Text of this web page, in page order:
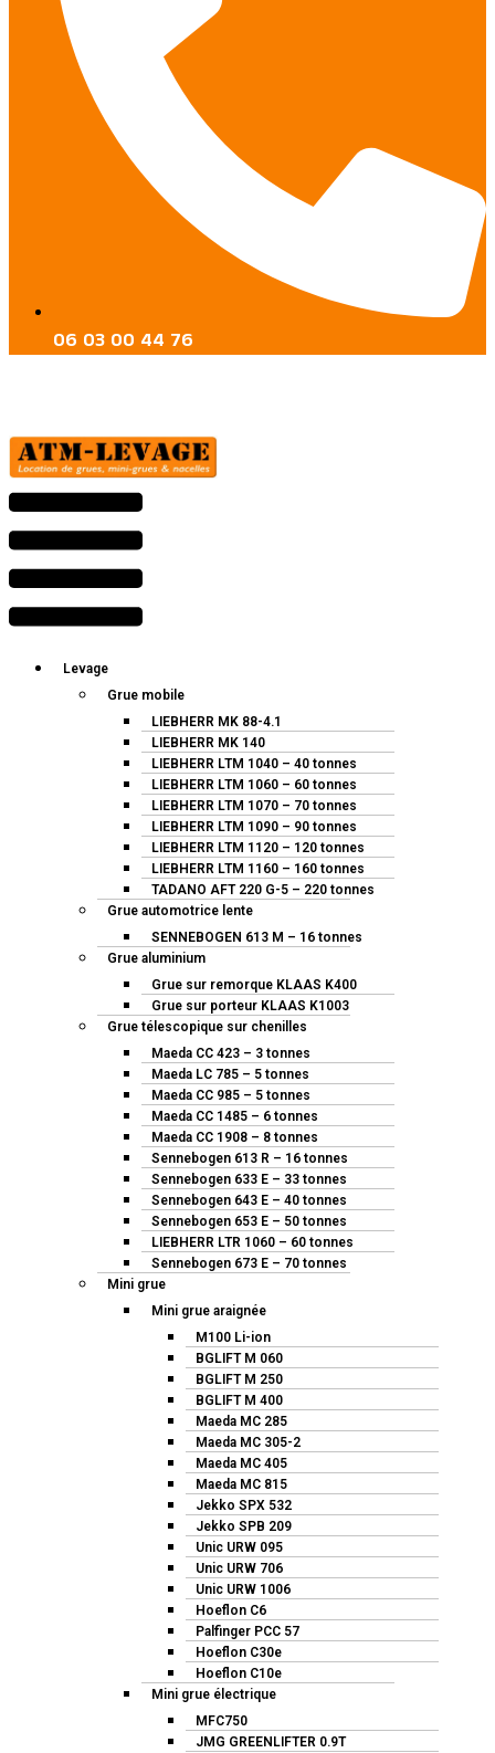
06 03 00 44 76
Menu
Levage
Grue mobile
LIEBHERR MK 88-4.1
LIEBHERR MK 140
LIEBHERR LTM 1040 – 40 tonnes
LIEBHERR LTM 1060 – 60 tonnes
LIEBHERR LTM 1070 – 70 tonnes
LIEBHERR LTM 1090 – 90 tonnes
LIEBHERR LTM 1120 – 120 tonnes
LIEBHERR LTM 1160 – 160 tonnes
TADANO AFT 220 G-5 – 220 tonnes
Grue automotrice lente
SENNEBOGEN 613 M – 16 tonnes
Grue aluminium
Grue sur remorque KLAAS K400
Grue sur porteur KLAAS K1003
Grue télescopique sur chenilles
Maeda CC 423 – 3 tonnes
Maeda LC 785 – 5 tonnes
Maeda CC 985 – 5 tonnes
Maeda CC 1485 – 6 tonnes
Maeda CC 1908 – 8 tonnes
Sennebogen 613 R – 16 tonnes
Sennebogen 633 E – 33 tonnes
Sennebogen 643 E – 40 tonnes
Sennebogen 653 E – 50 tonnes
LIEBHERR LTR 1060 – 60 tonnes
Sennebogen 673 E – 70 tonnes
Mini grue
Mini grue araignée
M100 Li-ion
BGLIFT M 060
BGLIFT M 250
BGLIFT M 400
Maeda MC 285
Maeda MC 305-2
Maeda MC 405
Maeda MC 815
Jekko SPX 532
Jekko SPB 209
Unic URW 095
Unic URW 706
Unic URW 1006
Hoeflon C6
Palfinger PCC 57
Hoeflon C30e
Hoeflon C10e
Mini grue électrique
MFC750
JMG GREENLIFTER 0.9T